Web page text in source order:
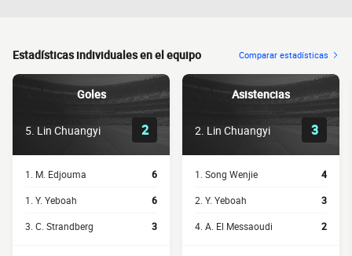
Estadísticas individuales en el equipo Comparar estadísticas
Goles
5. Lin Chuangyi 2
1. M. Edjouma 6
1. Y. Yeboah 6
3. C. Strandberg 3
Asistencias
2. Lin Chuangyi 3
1. Song Wenjie 4
2. Y. Yeboah 3
4. A. El Messaoudi 2